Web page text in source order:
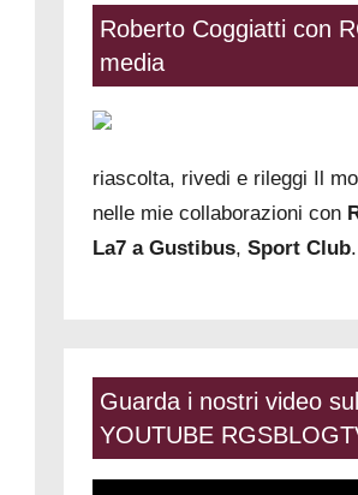
Roberto Coggiatti con
media
riascolta, rivedi e rileggi Il
nelle mie collaborazioni con
La7 a Gustibus,Sport Club.
Guarda i nostri video
YOUTUBE